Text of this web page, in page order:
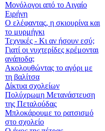
Μονόλογοι από το Αιγαίο
Ειρήνη
Ο ελέφαντας, η σκιουρίνα και
το μυρμήγκι
Τεχνικές - Κι αν ήσουν εσύ;
Γιατί οι νυχτερίδες κρέμονται
ανάποδα;
Ακολουθώντας το αγόρι με
τη βαλίτσα
Δίκτυα σχολείων
Πολύχρωμη Μετανάστευση
της Πεταλούδας
Μπλοκάρουμε το ρατσισμό
στο σχολείο